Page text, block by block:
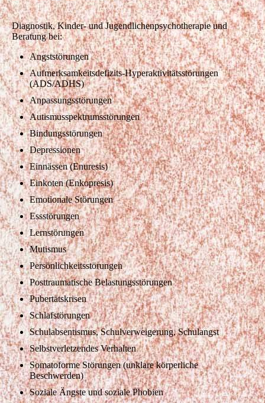
Diagnostik, Kinder- und Jugendlichenpsychotherapie und
Beratung bei:
Angststörungen
Aufmerksamkeitsdefizits-Hyperaktivitätsstörungen
(ADS/ADHS)
Anpassungsstörungen
Autismusspektrumsstörungen
Bindungsstörungen
Depressionen
Einnässen (Enuresis)
Einkoten (Enkopresis)
Emotionale Störungen
Essstörungen
Lernstörungen
Mutismus
Persönlichkeitsstörungen
Posttraumatische Belastungsstörungen
Pubertätskrisen
Schlafstörungen
Schulabsentismus, Schulverweigerung, Schulangst
Selbstverletzendes Verhalten
Somatoforme Störungen (unklare körperliche
Beschwerden)
Soziale Ängste und soziale Phobien